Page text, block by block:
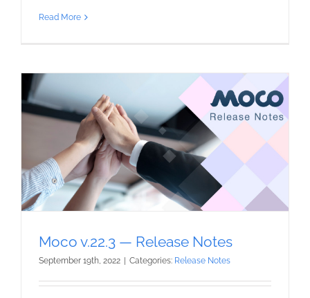
Read More
Moco v.22.3 — Release Notes
September 19th, 2022 | Categories: Release Notes